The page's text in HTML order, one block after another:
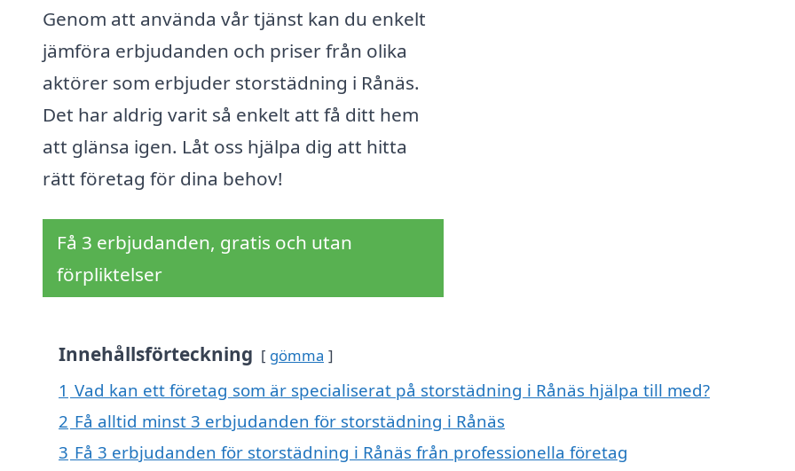
Genom att använda vår tjänst kan du enkelt
jämföra erbjudanden och priser från olika
aktörer som erbjuder storstädning i Rånäs.
Det har aldrig varit så enkelt att få ditt hem
att glänsa igen. Låt oss hjälpa dig att hitta
rätt företag för dina behov!
Få 3 erbjudanden, gratis och utan
förpliktelser
Innehållsförteckning gömma
1 Vad kan ett företag som är specialiserat på storstädning i Rånäs hjälpa till med?
2 Få alltid minst 3 erbjudanden för storstädning i Rånäs
3 Få 3 erbjudanden för storstädning i Rånäs från professionella företag